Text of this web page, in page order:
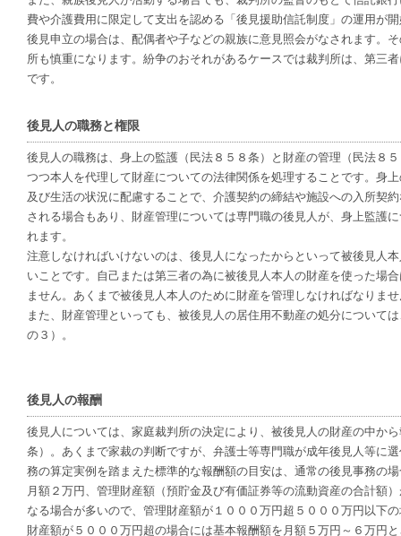
費や介護費用に限定して支出を認める「後見援助信託制度」の運用が
後見申立の場合は、配偶者や子などの親族に意見照会がなされます。
所も慎重になります。紛争のおそれがあるケースでは裁判所は、第三
です。
後見人の職務と権限
後見人の職務は、身上の監護（民法８５８条）と財産の管理（民法８
つつ本人を代理して財産についての法律関係を処理することです。身
及び生活の状況に配慮することで、介護契約の締結や施設への入所契
される場合もあり、財産管理については専門職の後見人が、身上監護
れます。
注意しなければいけないのは、後見人になったからといって被後見人
いことです。自己または第三者の為に被後見人本人の財産を使った場
ません。あくまで被後見人本人のために財産を管理しなければなりま
また、財産管理といっても、被後見人の居住用不動産の処分について
の３）。
後見人の報酬
後見人については、家庭裁判所の決定により、被後見人の財産の中か
条）。あくまで家裁の判断ですが、弁護士等専門職が成年後見人等に
務の算定実例を踏まえた標準的な報酬額の目安は、通常の後見事務の
月額２万円、管理財産額（預貯金及び有価証券等の流動資産の合計額
なる場合が多いので、管理財産額が１０００万円超５０００万円以下
財産額が５０００万円超の場合には基本報酬額を月額５万円～６万円